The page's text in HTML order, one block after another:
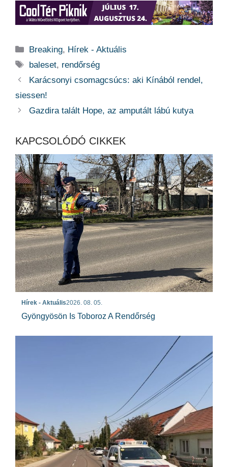
Kategória
Breaking, Hírek - Aktuális
Címkék
baleset, rendőrség
Karácsonyi csomagcsúcs: aki Kínából rendel,
siessen!
Gazdira talált Hope, az amputált lábú kutya
KAPCSOLÓDÓ CIKKEK
Hírek - Aktuális2026. 08. 05.
Gyöngyösön Is Toboroz A Rendőrség